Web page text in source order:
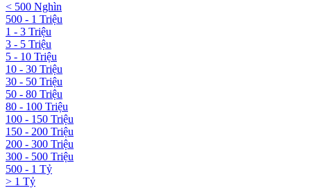
< 500 Nghìn
500 - 1 Triệu
1 - 3 Triệu
3 - 5 Triệu
5 - 10 Triệu
10 - 30 Triệu
30 - 50 Triệu
50 - 80 Triệu
80 - 100 Triệu
100 - 150 Triệu
150 - 200 Triệu
200 - 300 Triệu
300 - 500 Triệu
500 - 1 Tỷ
> 1 Tỷ